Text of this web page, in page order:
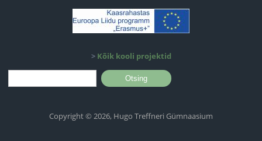
> Kõik kooli projektid
Otsinguvorm
Otsing
Copyright © 2026, Hugo Treffneri Gümnaasium